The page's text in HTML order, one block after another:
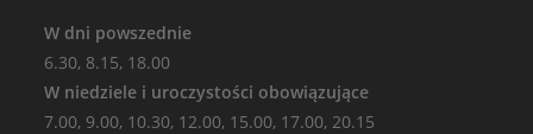
W dni powszednie
6.30, 8.15, 18.00
W niedziele i uroczystości obowiązujące
7.00, 9.00, 10.30, 12.00, 15.00, 17.00, 20.15